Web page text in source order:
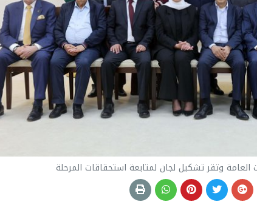
العامة وتقر تشكيل لجان لمتابعة استحقاقات المرحلة